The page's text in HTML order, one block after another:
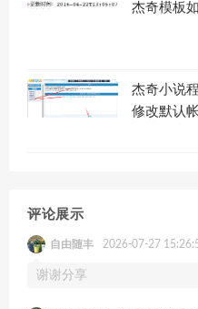
杰奇模板
杰奇小说
修改默认
评论展示
自由随丰 2026-07-27
谢谢分享